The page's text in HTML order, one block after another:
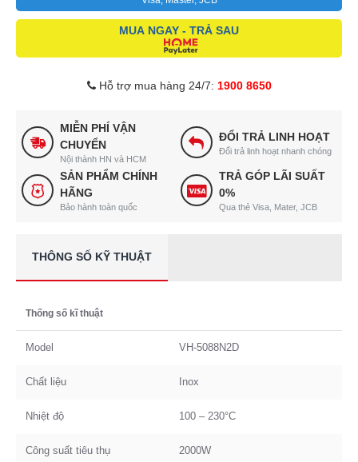
MUA NGAY - TRẢ SAU
Hỗ trợ mua hàng 24/7: 1900 8650
MIỄN PHÍ VẬN
CHUYỂN
Nội thành HN và HCM
ĐỔI TRẢ LINH HOẠT
Đổi trả linh hoạt nhanh chóng
SẢN PHẨM CHÍNH
HÃNG
Bảo hành toàn quốc
TRẢ GÓP LÃI SUẤT
0%
Qua thẻ Visa, Mater, JCB
THÔNG SỐ KỸ THUẬT
Thống số kĩ thuật
Model VH-5088N2D
Chất liệu Inox
Nhiệt độ 100 – 230°C
Công suất tiêu thụ 2000W